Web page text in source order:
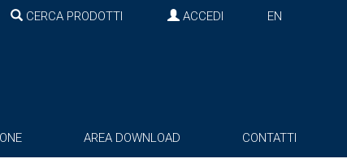
CERCA PRODOTTI ACCEDI EN
AREA DOWNLOAD CONTATTI